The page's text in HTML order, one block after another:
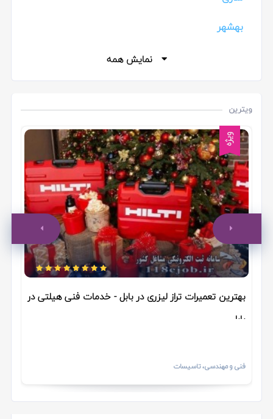
بهشهر
بابل
رامسر
نوشهر
چالوس
بابلسر
رویان
آمل
تنکابن
فریدونکنار
نمایش همه
ویترین
ویژه
بهترین تعمیرات تراز لیزری در بابل - خدمات فنی هیلتی در
بابل
فنی و مهندسی، تاسیسات